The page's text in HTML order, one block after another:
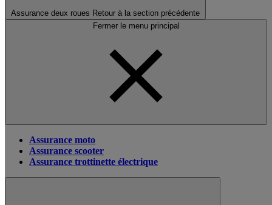
Assurance deux roues Retour à la section précédente
Fermer le menu principal
Assurance moto
Assurance scooter
Assurance trottinette électrique